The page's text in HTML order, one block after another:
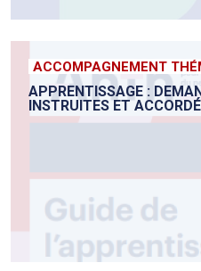
ACCOMPAGNEMENT
APPRENTISSAGE :
INSTRUITES ET